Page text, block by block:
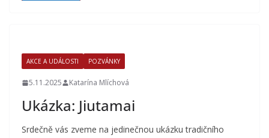
AKCE A UDÁLOSTI POZVÁNKY
5.11.2025 Katarína Mlíchová
Ukázka: Jiutamai
Srdečně vás zveme na jedinečnou ukázku tradičního